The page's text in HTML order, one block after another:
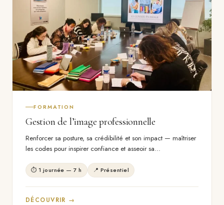
FORMATION
Gestion de l’image professionnelle
Renforcer sa posture, sa crédibilité et son impact — maîtriser
les codes pour inspirer confiance et asseoir sa…
⏱ 1 journée — 7 h 📍 Présentiel
DÉCOUVRIR →